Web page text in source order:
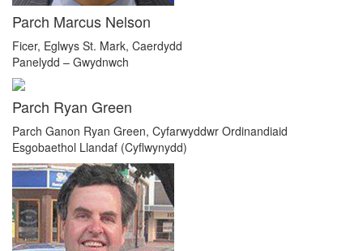
Parch Marcus Nelson
Ficer, Eglwys St. Mark, Caerdydd
Panelydd – Gwydnwch
Parch Ryan Green
Parch Ganon Ryan Green, Cyfarwyddwr Ordinandiaid
Esgobaethol Llandaf (Cyflwynydd)